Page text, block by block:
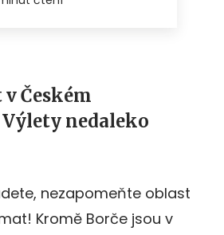
Českém
nedaleko
nezapomeňte oblast
Kromě Borče jsou v